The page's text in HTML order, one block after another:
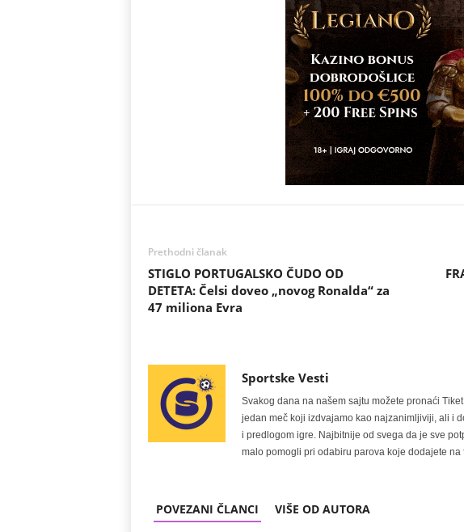
Prethodni članak
STIGLO PORTUGALSKO ČUDO OD
DETETA: Čelsi doveo „novog Ronalda“ za
47 miliona Evra
Sportske Vesti
Svakog dana na našem sajtu možete pronaći
jedan meč koji izdvajamo kao najzanimljiviji, ali i
i predlogom igre. Najbitnije od svega da je sve
malo pomogli pri odabiru parova koje dodajete na
POVEZANI ČLANCI VIŠE OD AUTORA